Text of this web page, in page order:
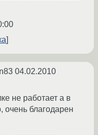
04.02.2010
не работает а в
очень благодарен